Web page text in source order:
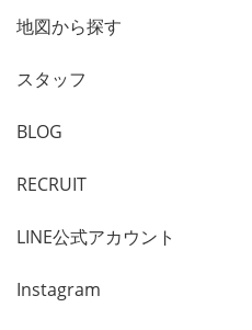
地図から探す
スタッフ
BLOG
RECRUIT
LINE公式アカウント
Instagram